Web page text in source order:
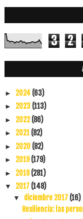
3 2
► 2024 (63)
► 2023 (113)
► 2022(86)
► 2021 (82)
► 2020 (82)
► 2019(179)
► 2018(281)
▼ 2017 (148)
▼ diciembre 2017 (16)
Resiliencia: las